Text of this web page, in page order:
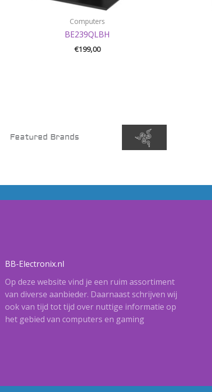
Computers
BE239QLBH
€199,00
Featured Brands
BB-Electronix.nl
Op deze website vind je een ruim assortiment
van diverse aanbieder. Daarnaast schrijven wij
ook van tijd tot tijd over nuttige informatie op
het gebied van computers en gaming